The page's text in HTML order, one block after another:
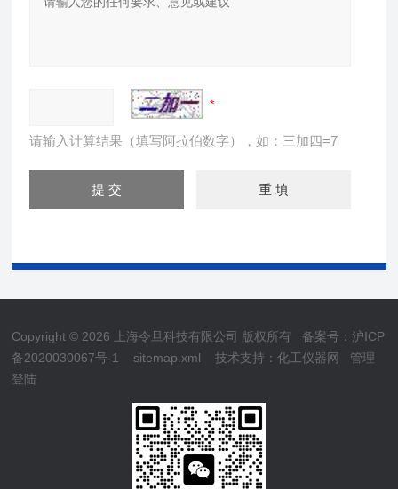
请输入计算结果（填写阿拉伯数字），如：三加四=7
Copyright © 2026 上海令旦科技有限公司 版权所有 备案号：沪ICP
备2020030067号-1
sitemap.xml 技术支持：化工仪器网
管理
登陆